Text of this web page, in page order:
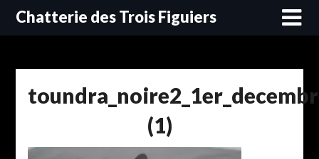
SkipChatterie des Trois Figuiers
(1)